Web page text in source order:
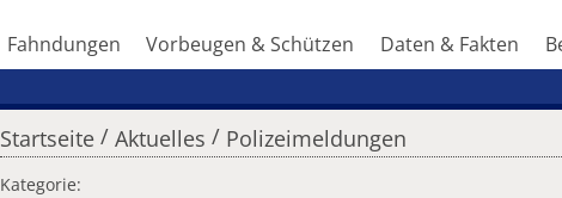
Fahndungen Vorbeugen & Schützen Daten & Fakten
Startseite / Aktuelles / Polizeimeldungen
Kategorie: